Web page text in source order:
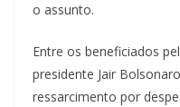
o assunto.
Entre os beneficiados
presidente Jair
ressarcimento por